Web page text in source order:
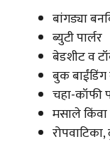
बांगड्या
ब्युटी पार्लर
बेडशीट व
बुक
चहा-कॉफी
मसाले